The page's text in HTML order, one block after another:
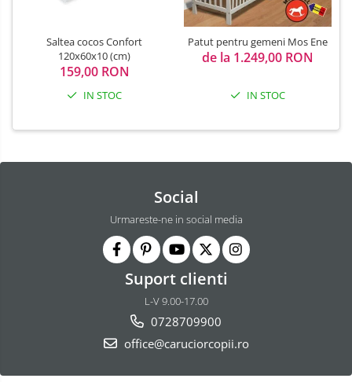
Saltea cocos Confort
120x60x10 (cm)
159,00 RON
IN STOC
Patut pentru gemeni Mos Ene
de la 1.249,00 RON
IN STOC
Social
Urmareste-ne in social media
Suport clienti
L-V 9.00-17.00
0728709900
office@caruciorcopii.ro